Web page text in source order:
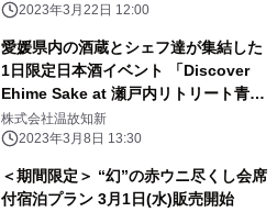
2023年3月22日 12:00
愛媛県内の酒蔵とシェフ達が集結した
1日限定日本酒イベント 「Discover
Ehime Sake at 瀬戸内リトリート青
凪」 4月2日(日)開催
株式会社温故知新
2023年3月8日 13:30
＜期間限定＞ “幻”の赤ウニ尽くし会席
付宿泊プラン 3月1日(水)販売開始